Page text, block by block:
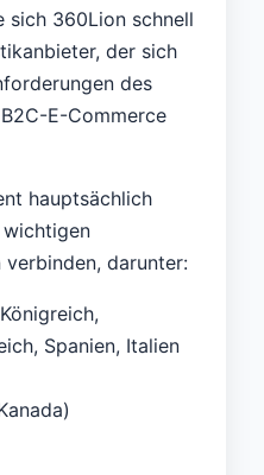
sich 360Lion schnell
der sich
des
E-Commerce
hauptsächlich
darunter:
Spanien, Italien